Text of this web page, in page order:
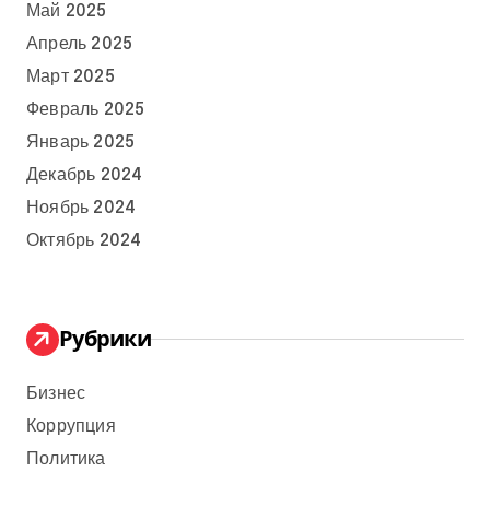
Май 2025
Апрель 2025
Март 2025
Февраль 2025
Январь 2025
Декабрь 2024
Ноябрь 2024
Октябрь 2024
Рубрики
Бизнес
Коррупция
Политика